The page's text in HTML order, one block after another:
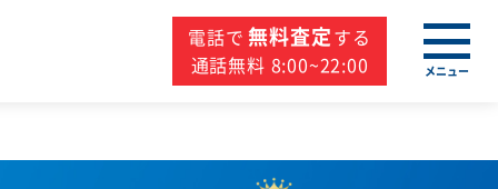
電話で 無料査定する
通話無料 8:00~22:00
メニュー